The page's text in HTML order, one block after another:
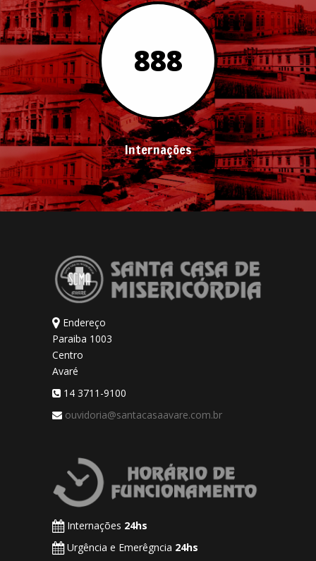
888
Internações
Endereço
Paraiba 1003
Centro
Avaré
14 3711-9100
ouvidoria@santacasaavare.com.br
Internações 24hs
Urgência e Emerêgncia 24hs